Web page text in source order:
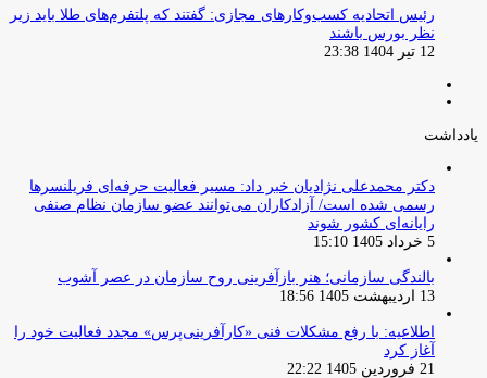
‏رئیس اتحادیه کسب‌وکارهای مجازی: گفتند که پلتفرم‌های طلا باید زیر
نظر بورس باشند
12 تیر 1404 23:38
یادداشت
دکتر محمدعلی نژادیان خبر داد: مسیر فعالیت حرفه‌ای فریلنسرها
رسمی شده است/ آزادکاران می‌توانند عضو سازمان نظام صنفی
رایانه‌ای کشور شوند
5 خرداد 1405 15:10
بالندگی سازمانی؛ هنر بازآفرینی روح سازمان در عصر آشوب
13 اردیبهشت 1405 18:56
اطلاعیه: با رفع مشکلات فنی «کارآفرینی‌پرس» مجدد فعالیت خود را
آغاز کرد
21 فروردین 1405 22:22